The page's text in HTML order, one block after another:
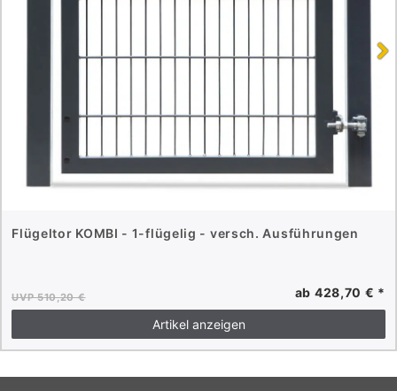
Flügeltor KOMBI - 1-flügelig - versch. Ausführungen
UVP 510,20 € ab 428,70 € *
Artikel anzeigen